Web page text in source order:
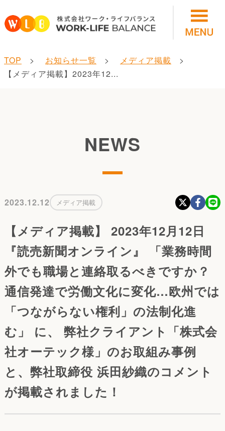
TOP お知らせ一覧
メディア掲載
【メディア掲載】2023年12...
NEWS
2023.12.12 メディア掲載
【メディア掲載】 2023年12月12日
『読売新聞オンライン』 「業務時間
外でも職場と連絡取るべきですか？
通信発達で労働文化に変化…欧州では
「つながらない権利」の法制化進
む」 に、 弊社クライアント「株式会
社オーテック様」のお取組み事例
と、弊社取締役 浜田紗織のコメント
が掲載されました！